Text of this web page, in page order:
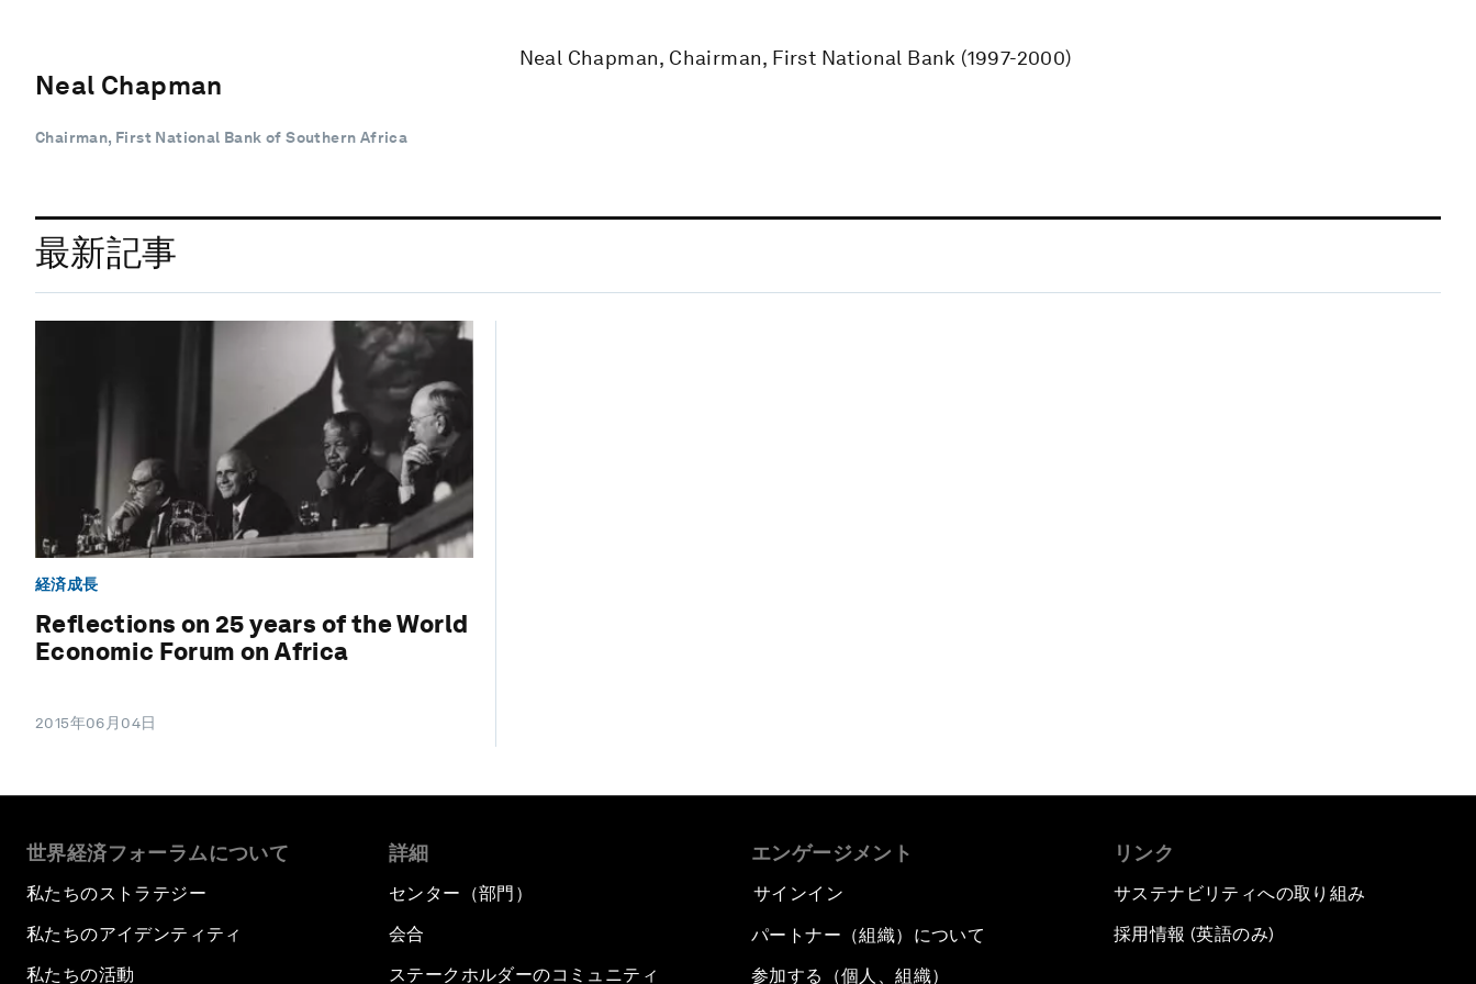
Neal Chapman
Chairman, First National Bank of Southern Africa
Neal Chapman, Chairman, First National Bank (1997-2000)
最新記事
経済成長
Reflections on 25 years of the World
Economic Forum on Africa
2015年06月04日
世界経済フォーラムについて
私たちのストラテジー
私たちのアイデンティティ
私たちの活動
詳細
センター（部門）
会合
ステークホルダーのコミュニティ
エンゲージメント
サインイン
パートナー（組織）について
参加する（個人、組織）
リンク
サステナビリティへの取り組み
採用情報 (英語のみ)